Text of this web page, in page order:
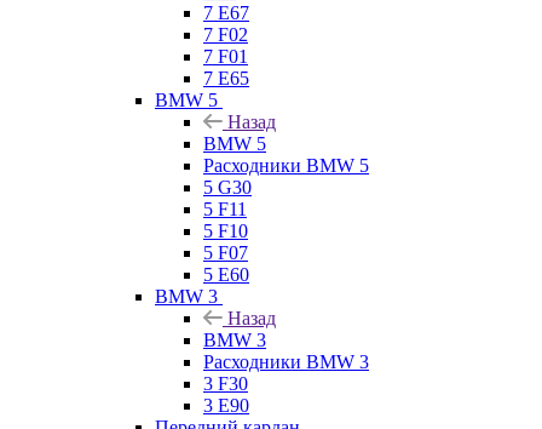
7 Е67
7 F02
7 F01
7 E65
BMW 5
Назад
BMW 5
Расходники BMW 5
5 G30
5 F11
5 F10
5 F07
5 E60
BMW 3
Назад
BMW 3
Расходники BMW 3
3 F30
3 E90